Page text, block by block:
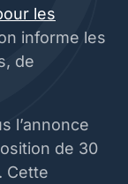
les
informe les
de
l’annonce
de 30
Cette